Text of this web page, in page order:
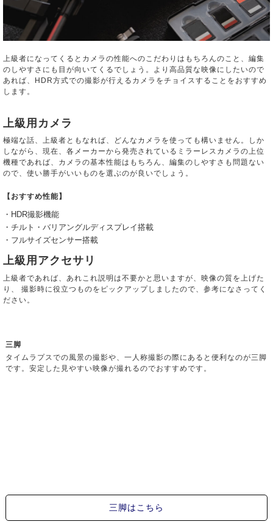
上級者になってくるとカメラの性能へのこだわりはもちろんのこと、編集
のしやすさにも目が向いてくるでしょう。より高品質な映像にしたいので
あれば、HDR方式での撮影が行えるカメラをチョイスすることをおすすめ
します。
上級用カメラ
極端な話、上級者ともなれば、どんなカメラを使っても構いません。しか
しながら、現在、各メーカーから発売されているミラーレスカメラの上位
機種であれば、カメラの基本性能はもちろん、編集のしやすさも問題ない
ので、使い勝手がいいものを選ぶのが良いでしょう。
【おすすめ性能】
・HDR撮影機能
・チルト・バリアングルディスプレイ搭載
・フルサイズセンサー搭載
上級用アクセサリ
上級者であれば、あれこれ説明は不要かと思いますが、映像の質を上げた
り、 撮影時に役立つものをピックアップしましたので、参考になさってく
ださい。
三脚
タイムラプスでの風景の撮影や、一人称撮影の際にあると便利なのが三脚
です。安定した見やすい映像が撮れるのでおすすめです。
三脚はこちら